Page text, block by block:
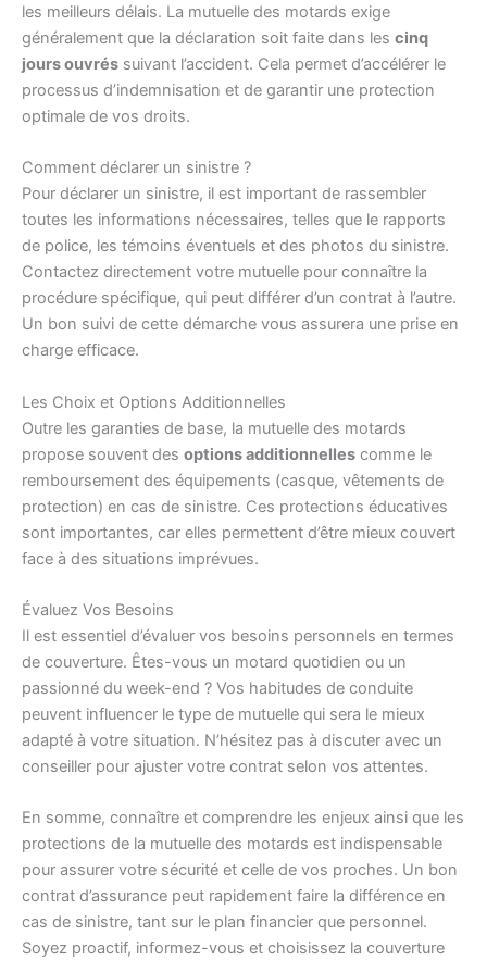
les meilleurs délais. La mutuelle des motards exige
généralement que la déclaration soit faite dans les cinq
jours ouvrés suivant l’accident. Cela permet d’accélérer le
processus d’indemnisation et de garantir une protection
optimale de vos droits.
Comment déclarer un sinistre ?
Pour déclarer un sinistre, il est important de rassembler
toutes les informations nécessaires, telles que le rapports
de police, les témoins éventuels et des photos du sinistre.
Contactez directement votre mutuelle pour connaître la
procédure spécifique, qui peut différer d’un contrat à l’autre.
Un bon suivi de cette démarche vous assurera une prise en
charge efficace.
Les Choix et Options Additionnelles
Outre les garanties de base, la mutuelle des motards
propose souvent des options additionnelles comme le
remboursement des équipements (casque, vêtements de
protection) en cas de sinistre. Ces protections éducatives
sont importantes, car elles permettent d’être mieux couvert
face à des situations imprévues.
Évaluez Vos Besoins
Il est essentiel d’évaluer vos besoins personnels en termes
de couverture. Êtes-vous un motard quotidien ou un
passionné du week-end ? Vos habitudes de conduite
peuvent influencer le type de mutuelle qui sera le mieux
adapté à votre situation. N’hésitez pas à discuter avec un
conseiller pour ajuster votre contrat selon vos attentes.
En somme, connaître et comprendre les enjeux ainsi que les
protections de la mutuelle des motards est indispensable
pour assurer votre sécurité et celle de vos proches. Un bon
contrat d’assurance peut rapidement faire la différence en
cas de sinistre, tant sur le plan financier que personnel.
Soyez proactif, informez-vous et choisissez la couverture